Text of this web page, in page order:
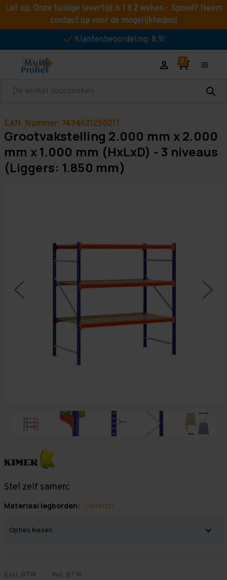
Let op: Onze huidige levertijd is 1 á 2 weken - Spoed? Neem
contact op voor de mogelijkheden!
Klantenbeoordeling: 8,9!
Zoeken
EAN. Nummer: 7434621250217
Grootvakstelling 2.000 mm x 2.000
mm x 1.000 mm (HxLxD) - 3 niveaus
(Liggers: 1.850 mm)
Stel zelf samen:
Materiaal legborden: (Vereist)
Excl. BTW Incl. BTW